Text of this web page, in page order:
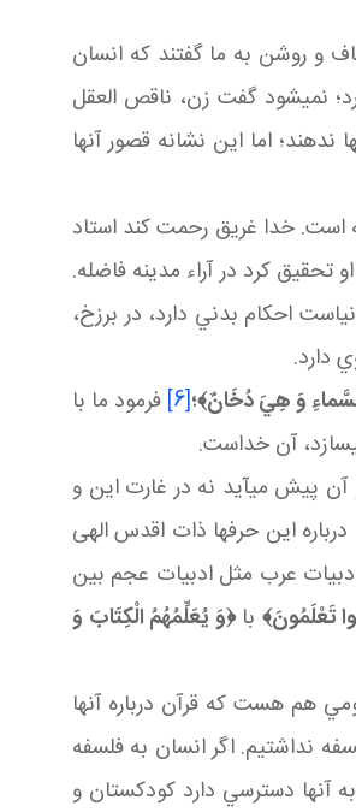
و روشن به ما گفتند که انسان
نمي شود گفت زن، ناقص العقل
اما اين نشانه قصور آنها
است. خدا غريق رحمت کند استاد
تحقيق کرد در آراء مدينه فاضله.
احکام بدني دارد، در برزخ،
دارد.
وَ هِيَ دُخَانٌ﴾؛[6]
فرمود ما با
سازد، آن خداست.
پيش مي آيد نه در غارت اين و
اين حرف ها ذات اقدس الهی
عرب مثل ادبيات عجم بين
تَعْلَمُونَ﴾ با﴿وَ يُعَلِّمُهُمُ الْكِتَابَ وَ
هم هست که قرآن درباره آنها
نداشتيم. اگر انسان به فلسفه
آنها دسترسي دارد کودکستان و